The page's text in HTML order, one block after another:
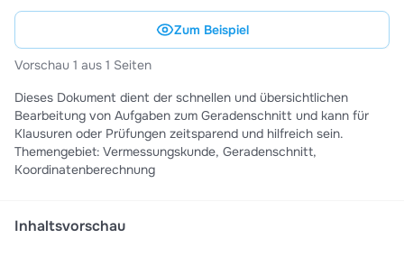
Zum Beispiel
Vorschau 1 aus 1 Seiten
Dieses Dokument dient der schnellen und übersichtlichen
Bearbeitung von Aufgaben zum Geradenschnitt und kann für
Klausuren oder Prüfungen zeitsparend und hilfreich sein.
Themengebiet: Vermessungskunde, Geradenschnitt,
Koordinatenberechnung
Inhaltsvorschau